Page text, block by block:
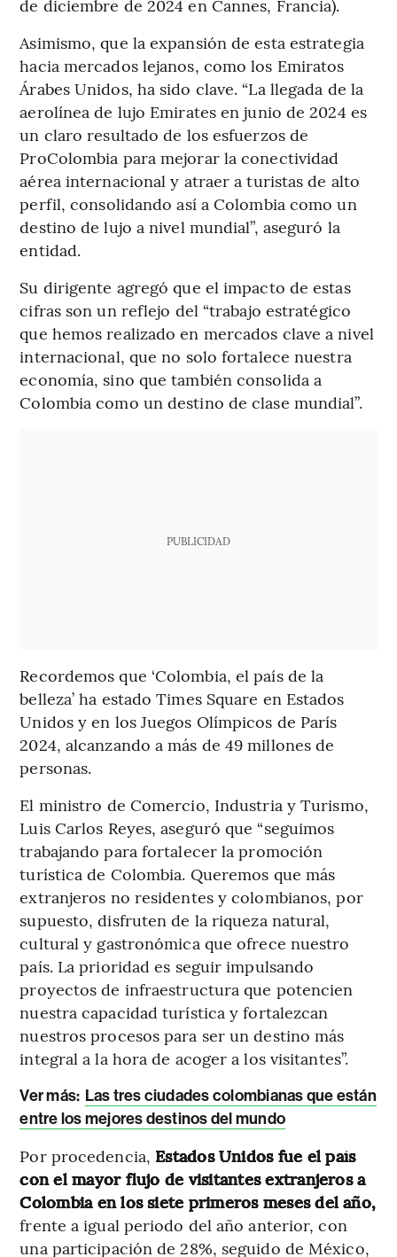
de diciembre de 2024 en Cannes, Francia).
Asimismo, que la expansión de esta estrategia
hacia mercados lejanos, como los Emiratos
Árabes Unidos, ha sido clave. “La llegada de la
aerolínea de lujo Emirates en junio de 2024 es
un claro resultado de los esfuerzos de
ProColombia para mejorar la conectividad
aérea internacional y atraer a turistas de alto
perfil, consolidando así a Colombia como un
destino de lujo a nivel mundial”, aseguró la
entidad.
Su dirigente agregó que el impacto de estas
cifras son un reflejo del “trabajo estratégico
que hemos realizado en mercados clave a nivel
internacional, que no solo fortalece nuestra
economía, sino que también consolida a
Colombia como un destino de clase mundial”.
PUBLICIDAD
Recordemos que ‘Colombia, el país de la
belleza’ ha estado Times Square en Estados
Unidos y en los Juegos Olímpicos de París
2024, alcanzando a más de 49 millones de
personas.
El ministro de Comercio, Industria y Turismo,
Luis Carlos Reyes, aseguró que “seguimos
trabajando para fortalecer la promoción
turística de Colombia. Queremos que más
extranjeros no residentes y colombianos, por
supuesto, disfruten de la riqueza natural,
cultural y gastronómica que ofrece nuestro
país. La prioridad es seguir impulsando
proyectos de infraestructura que potencien
nuestra capacidad turística y fortalezcan
nuestros procesos para ser un destino más
integral a la hora de acoger a los visitantes”.
Ver más: Las tres ciudades colombianas que están
entre los mejores destinos del mundo
Por procedencia, Estados Unidos fue el país
con el mayor flujo de visitantes extranjeros a
Colombia en los siete primeros meses del año,
frente a igual periodo del año anterior, con
una participación de 28%, seguido de México,